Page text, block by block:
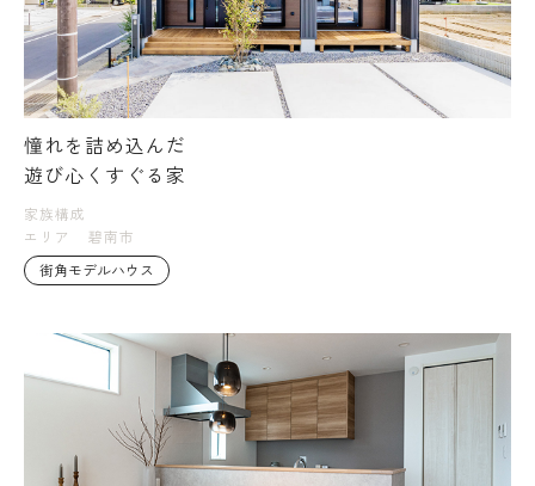
憧れを詰め込んだ
遊び心くすぐる家
家族構成
エリア
碧南市
街角モデルハウス